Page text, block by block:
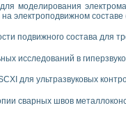
зондирования с
синтеза нанопорошков
шумов
моделирования
электроподвижном
подвижного состава для
исследований в
для ультразвуковых
сварных швов